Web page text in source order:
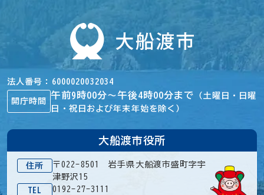
法人番号 6000020032034
開庁時間
午前9時00分～午後4時00分まで
（土曜日・日曜
日・祝日および年末年始を除く）
大船渡市役所
住所
〒022-8501 岩手県大船渡市盛町字宇
津野沢15
TEL
0192-27-3111